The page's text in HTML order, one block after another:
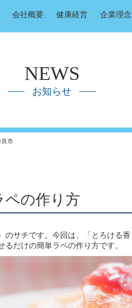
会社概要 健康経営 企業理念
NEWS
お知らせ
良市
ペの作り方
サチです。今回は、「とろける
だけの簡単ラペの作り方です。